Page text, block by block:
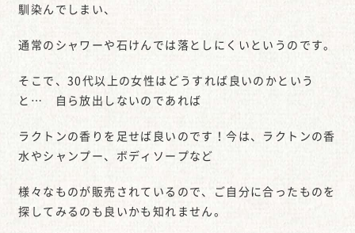
馴染んでしまい、
通常のシャワーや石けんでは落としにくいというのです。
そこで、30代以上の女性はどうすれば良いのかという
と… 自ら放出しないのであれば
ラクトンの香りを足せば良いのです！今は、ラクトンの香
水やシャンプー、ボディソープなど
様々なものが販売されているので、ご自分に合ったものを
探してみるのも良いかも知れません。